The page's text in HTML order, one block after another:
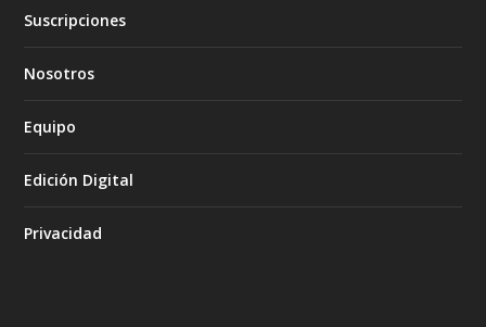
Suscripciones
Nosotros
Equipo
Edición Digital
Privacidad